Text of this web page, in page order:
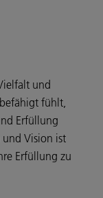
und
fühlt,
Erfüllung
und Vision ist
Erfüllung zu